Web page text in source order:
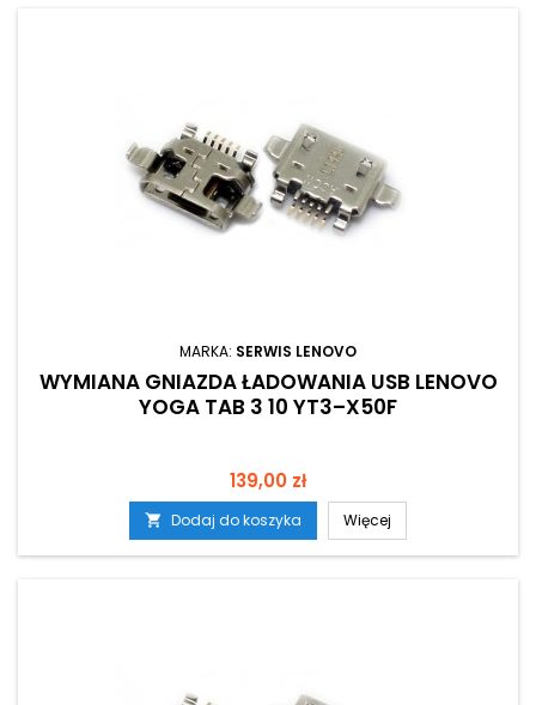
MARKA: SERWIS LENOVO
WYMIANA GNIAZDA ŁADOWANIA USB LENOVO
YOGA TAB 3 10 YT3–X50F
Cena
139,00 zł
 Dodaj do koszyka Więcej